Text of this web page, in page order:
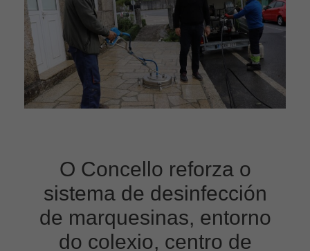
O Concello reforza o
sistema de desinfección
de marquesinas, entorno
do colexio, centro de